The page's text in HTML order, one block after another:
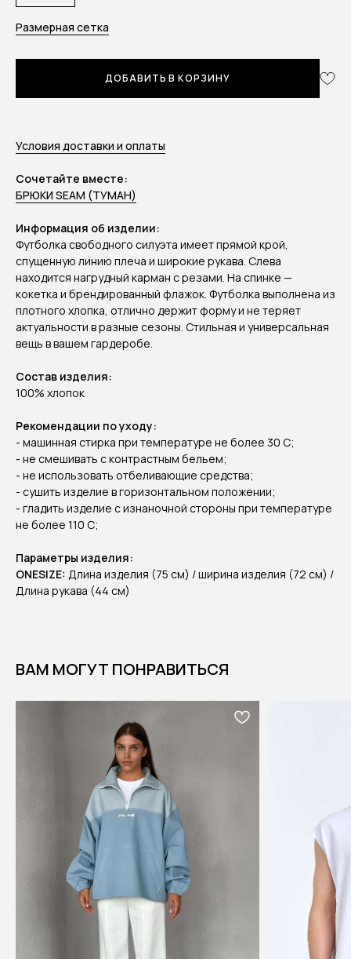
Размерная сетка
ДОБАВИТЬ В КОРЗИНУ
Условия доставки и оплаты
Сочетайте вместе:
БРЮКИ SEAM (ТУМАН)
Информация об изделии:
Футболка свободного силуэта имеет прямой крой,
спущенную линию плеча и широкие рукава. Слева
находится нагрудный карман с резами. На спинке —
кокетка и брендированный флажок. Футболка выполнена из
плотного хлопка, отлично держит форму и не теряет
актуальности в разные сезоны. Стильная и универсальная
вещь в вашем гардеробе.
Состав изделия:
100% хлопок
Рекомендации по уходу:
- машинная стирка при температуре не более 30 C;
- не смешивать с контрастным бельем;
- не использовать отбеливающие средства;
- сушить изделие в горизонтальном положении;
- гладить изделие с изнаночной стороны при температуре
не более 110 С;
Параметры изделия:
ONESIZE: Длина изделия (75 см) / ширина изделия (72 см) /
Длина рукава (44 см)
ВАМ МОГУТ ПОНРАВИТЬСЯ